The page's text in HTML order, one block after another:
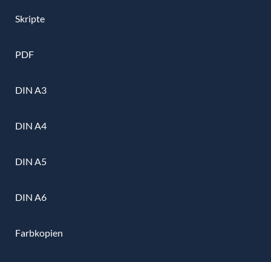
Skripte
PDF
DIN A3
DIN A4
DIN A5
DIN A6
Farbkopien